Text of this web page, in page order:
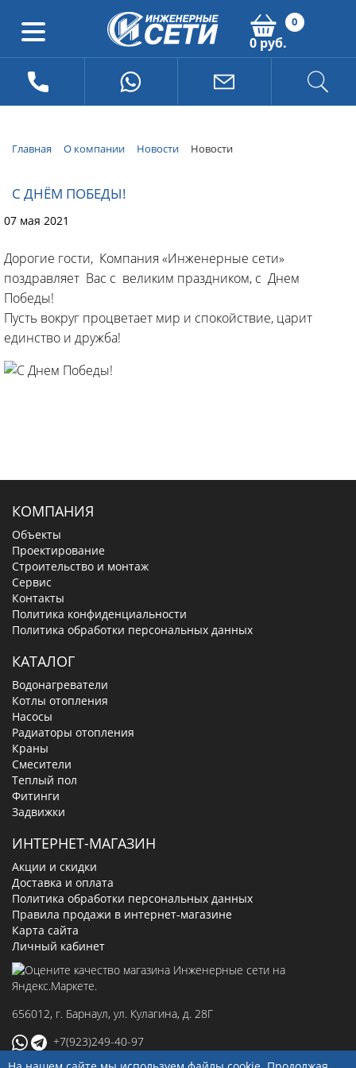
0
0 руб.
Главная О компании Новости Новости
С ДНЁМ ПОБЕДЫ!
07 мая 2021
Дорогие гости, Компания «Инженерные сети»
поздравляет Вас с великим праздником, с Днем
Победы!
Пусть вокруг процветает мир и спокойствие, царит
единство и дружба!
КОМПАНИЯ
Объекты
Проектирование
Строительство и монтаж
Сервис
Контакты
Политика конфиденциальности
Политика обработки персональных данных
КАТАЛОГ
Водонагреватели
Котлы отопления
Насосы
Радиаторы отопления
Краны
Смесители
Теплый пол
Фитинги
Задвижки
ИНТЕРНЕТ-МАГАЗИН
Акции и скидки
Доставка и оплата
Политика обработки персональных данных
Правила продажи в интернет-магазине
Карта сайта
Личный кабинет
656012, г. Барнаул, ул. Кулагина, д. 28Г
+7(923)249-40-97